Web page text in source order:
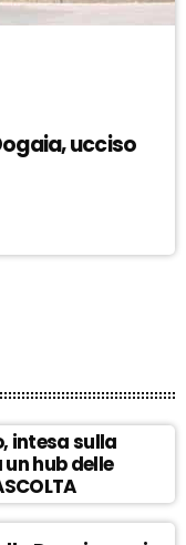
ucciso
intesa sulla
hub delle